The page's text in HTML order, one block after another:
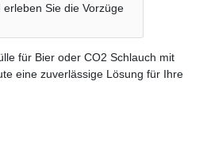
Sie die Vorzüge
für Bier oder CO2 Schlauch mit
eine zuverlässige Lösung für Ihre